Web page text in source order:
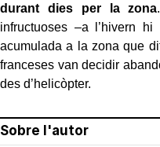
durant dies per la zona
infructuoses –a l’hivern
acumulada a la zona que
franceses van decidir
des d’helicòpter.
Sobre l'autor